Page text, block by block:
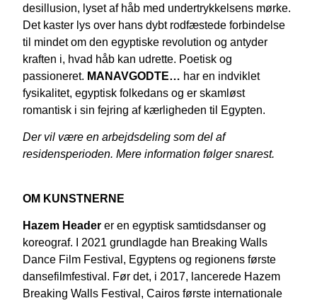
desillusion, lyset af håb med undertrykkelsens mørke.
Det kaster lys over hans dybt rodfæstede forbindelse
til mindet om den egyptiske revolution og antyder
kraften i, hvad håb kan udrette. Poetisk og
passioneret. MANAVGODTE… har en indviklet
fysikalitet, egyptisk folkedans og er skamløst
romantisk i sin fejring af kærligheden til Egypten.
Der vil være en arbejdsdeling som del af
residensperioden. Mere information følger snarest.
OM KUNSTNERNE
Hazem Header er en egyptisk samtidsdanser og
koreograf. I 2021 grundlagde han Breaking Walls
Dance Film Festival, Egyptens og regionens første
dansefilmfestival. Før det, i 2017, lancerede Hazem
Breaking Walls Festival, Cairos første internationale